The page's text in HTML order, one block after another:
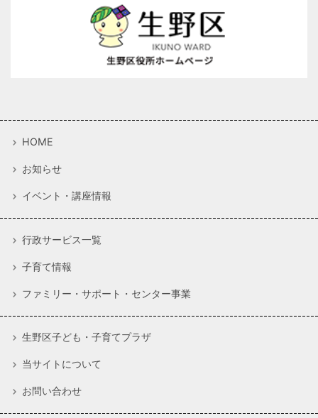
HOME
お知らせ
イベント・講座情報
行政サービス一覧
子育て情報
ファミリー・サポート・センター事業
生野区子ども・子育てプラザ
当サイトについて
お問い合わせ